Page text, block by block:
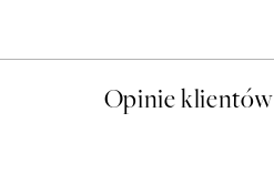
Opinie klientów